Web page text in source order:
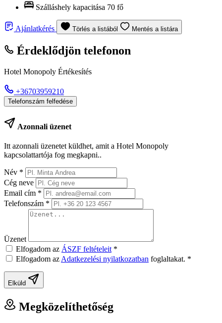
Szálláshely kapacitása 70 fő
Ajánlatkérés Törlés a listából Mentés a listára
Érdeklődjön telefonon
Hotel Monopoly Értékesítés
+36703959210
Telefonszám felfedése
Azonnali üzenet
Itt azonnali üzenetet küldhet, amit a Hotel Monopoly
kapcsolattartója fog megkapni..
Név *
Cég neve
Email cím *
Telefonszám *
Üzenet
Elfogadom az ÁSZF feltételeit *
Elfogadom azAdatkezelési nyilatkozatban foglaltakat. *
Elküld
Megközelíthetőség